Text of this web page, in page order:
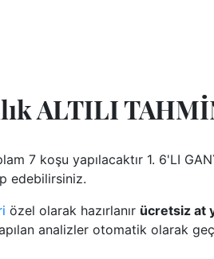
ALTILI
7 koşu yapılacaktır 1. 6'LI
edebilirsiniz.
özel olarak hazırlanır ücretsiz at
analizler otomatik olarak